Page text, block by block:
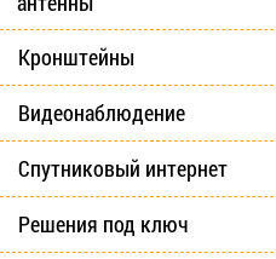
Кронштейны
Видеонаблюдение
Спутниковый интернет
Решения под ключ